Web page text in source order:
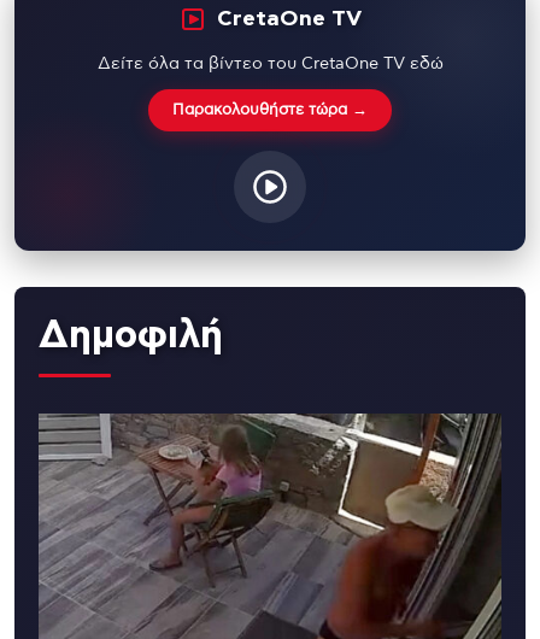
CretaOne TV
Δείτε όλα τα βίντεο του CretaOne TV εδώ
Παρακολουθήστε τώρα →
Δημοφιλή